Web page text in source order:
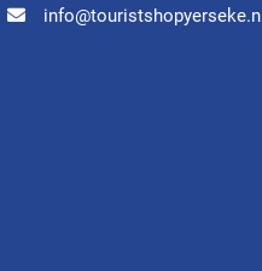
info@touristshopyerseke.nl